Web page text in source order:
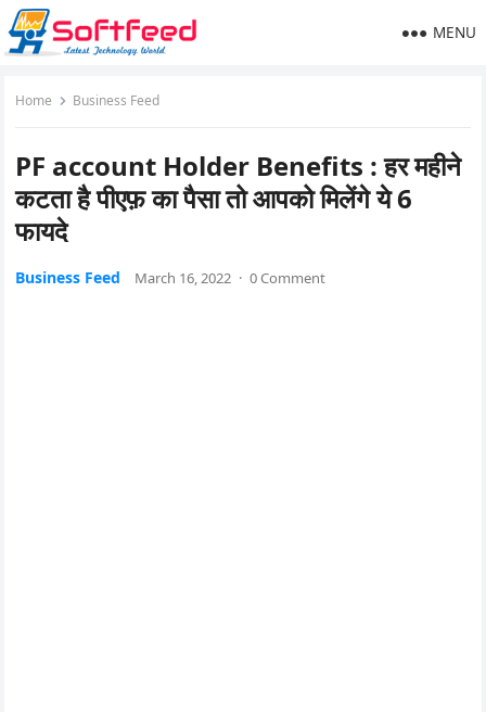
MENU
Home Business Feed
PF account Holder Benefits : हर महीने
कटता है पीएफ़ का पैसा तो आपको मिलेंगे ये 6
फायदे
Business Feed March 16, 2022 · 0 Comment